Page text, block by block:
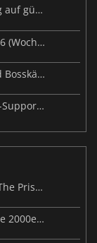
Steam Frame: Preis-Leak zerstört Hoffnung auf günstiges VR-Headset
Neue Videospiele der Woche – August 2026 (Woche 32)
Palworld-Update verbessert Sunreach und Bosskämpfe deutlich
Microsoft überdenkt Project Helix – Steam-Support gefährdet
REANIMAL veröffentlicht offiziell den DLC The Prisoner
ReStory: Chill Electronics Repairs bringt die 2000er zurück